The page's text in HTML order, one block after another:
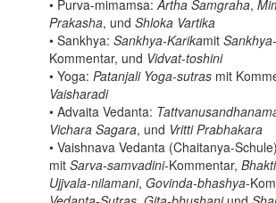
• Purva-mimamsa:Artha Samgraha,
Prakasha, und Shloka Vartika
• Sankhya: Sankhya-Karikamit
Kommentar, und Vidvat-toshini
• Yoga: Patanjali Yoga-sutras mit
Vaisharadi
• Advaita Vedanta:
Vichara Sagara, und Vritti Prabhakara
• Vaishnava Vedanta (Chaitanya-
mit Sarva-samvadini-Kommentar,
Ujjvala-nilamani, Govinda-bhashya-